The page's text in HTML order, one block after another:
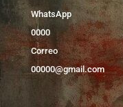
WhatsApp
0000
Correo
00000@gmail.com